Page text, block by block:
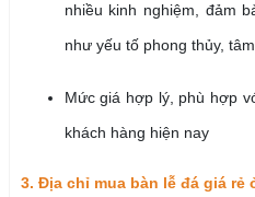
nhiều kinh nghiệm, đảm
như yếu tố phong thủy,
Mức giá hợp lý, phù hợp
khách hàng hiện nay
3. Địa chỉ mua bàn lễ đá giá rẻ